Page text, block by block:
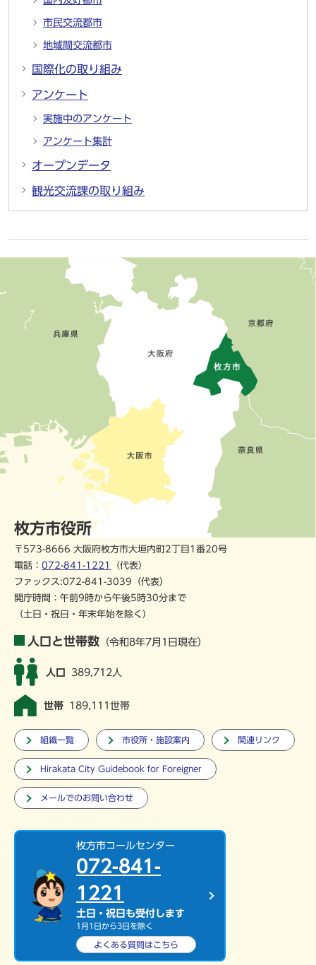
市民交流都市
地域間交流都市
国際化の取り組み
アンケート
実施中のアンケート
アンケート集計
オープンデータ
観光交流課の取り組み
枚方市役所
〒573-8666 大阪府枚方市大垣内町2丁目1番20号
電話： 072-841-1221
（代表）
ファックス:072-841-3039（代表）
開庁時間：午前9時から午後5時30分まで
（土日・祝日・年末年始を除く）
人口と世帯数 （令和8年7月1日現在）
人口 389,712人
世帯 189,111世帯
組織一覧 市役所・施設案内 関連リンク
Hirakata City Guidebook for Foreigner
メールでのお問い合わせ
枚方市コールセンター
072-841-
1221
土日・祝日も受付します
1月1日から3日を除く
よくある質問はこちら